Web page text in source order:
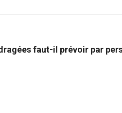
faut-il prévoir par